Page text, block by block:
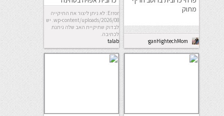
מתוק
VeganHightechMom
Error: לא ניתן ליצור את התיקייה
wp-content/uploads/2026/08. יש
לבדוק שתיקיית האב שלה ניתנת
לכתיבה.
talab